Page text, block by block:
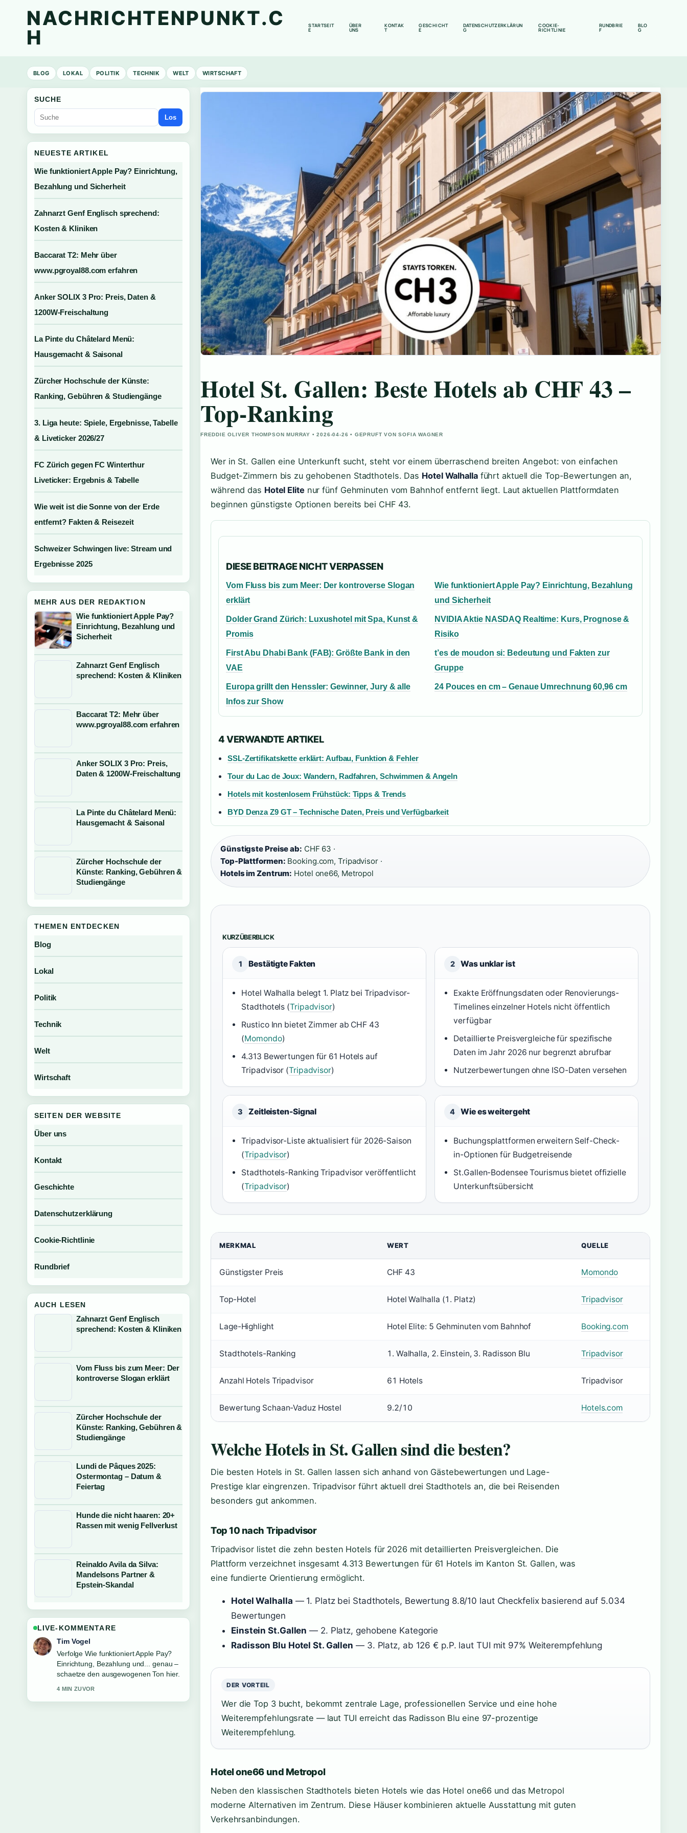
NACHRICHTENPUNKT.C
H
STARTSEIT
E
ÜBER
UNS
KONTAK
T
GESCHICHT
E
DATENSCHUTZERKLÄRUN
G
COOKIE-
RICHTLINIE
RUNDBRIE
F
BLO
G
BLOG LOKAL POLITIK TECHNIK WELT WIRTSCHAFT
Hotel St. Gallen: Beste Hotels ab CHF 43 –
Top-Ranking
FREDDIE OLIVER THOMPSON MURRAY • 2026-04-26 • GEPRUFT VON SOFIA WAGNER
Wer in St. Gallen eine Unterkunft sucht, steht vor einem überraschend breiten Angebot: von einfachen
Budget-Zimmern bis zu gehobenen Stadthotels. Das Hotel Walhallaführt aktuell die Top-Bewertungen an,
während das Hotel Elitenur fünf Gehminuten vom Bahnhof entfernt liegt. Laut aktuellen Plattformdaten
beginnen günstigste Optionen bereits bei CHF 43.
DIESE BEITRAGE NICHT VERPASSEN
Vom Fluss bis zum Meer: Der kontroverse Slogan
erklärt
Wie funktioniert Apple Pay? Einrichtung, Bezahlung
und Sicherheit
Dolder Grand Zürich: Luxushotel mit Spa, Kunst &
Promis
NVIDIA Aktie NASDAQ Realtime: Kurs, Prognose &
Risiko
First Abu Dhabi Bank (FAB): Größte Bank in den
VAE
t’es de moudon si: Bedeutung und Fakten zur
Gruppe
Europa grillt den Henssler: Gewinner, Jury & alle
Infos zur Show
24 Pouces en cm – Genaue Umrechnung 60,96 cm
4 VERWANDTE ARTIKEL
SSL-Zertifikatskette erklärt: Aufbau, Funktion & Fehler
Tour du Lac de Joux: Wandern, Radfahren, Schwimmen & Angeln
Hotels mit kostenlosem Frühstück: Tipps & Trends
BYD Denza Z9 GT – Technische Daten, Preis und Verfügbarkeit
Günstigste Preise ab: CHF 63 ·
Top-Plattformen: Booking.com, Tripadvisor ·
Hotels im Zentrum: Hotel one66, Metropol
KURZÜBERBLICK
1 Bestätigte Fakten
Hotel Walhalla belegt 1. Platz bei Tripadvisor-
Stadthotels (Tripadvisor)
Rustico Inn bietet Zimmer ab CHF 43
(Momondo)
4.313 Bewertungen für 61 Hotels auf
Tripadvisor (Tripadvisor)
2 Was unklar ist
Exakte Eröffnungsdaten oder Renovierungs-
Timelines einzelner Hotels nicht öffentlich
verfügbar
Detaillierte Preisvergleiche für spezifische
Daten im Jahr 2026 nur begrenzt abrufbar
Nutzerbewertungen ohne ISO-Daten versehen
3 Zeitleisten-Signal
Tripadvisor-Liste aktualisiert für 2026-Saison
(Tripadvisor)
Stadthotels-Ranking Tripadvisor veröffentlicht
(Tripadvisor)
4 Wie es weitergeht
Buchungsplattformen erweitern Self-Check-
in-Optionen für Budgetreisende
St.Gallen-Bodensee Tourismus bietet offizielle
Unterkunftsübersicht
MERKMAL WERT QUELLE
Günstigster Preis CHF 43 Momondo
Top-Hotel Hotel Walhalla (1. Platz) Tripadvisor
Lage-Highlight Hotel Elite: 5 Gehminuten vom Bahnhof Booking.com
Stadthotels-Ranking 1. Walhalla, 2. Einstein, 3. Radisson Blu Tripadvisor
Anzahl Hotels Tripadvisor 61 Hotels Tripadvisor
Bewertung Schaan-Vaduz Hostel 9.2/10 Hotels.com
Welche Hotels in St. Gallen sind die besten?
Die besten Hotels in St. Gallen lassen sich anhand von Gästebewertungen und Lage-
Prestige klar eingrenzen. Tripadvisor führt aktuell drei Stadthotels an, die bei Reisenden
besonders gut ankommen.
Top 10 nach Tripadvisor
Tripadvisor listet die zehn besten Hotels für 2026 mit detaillierten Preisvergleichen. Die
Plattform verzeichnet insgesamt 4.313 Bewertungen für 61 Hotels im Kanton St. Gallen, was
eine fundierte Orientierung ermöglicht.
Hotel Walhalla — 1. Platz bei Stadthotels, Bewertung 8.8/10 laut Checkfelix basierend auf 5.034
Bewertungen
Einstein St.Gallen — 2. Platz, gehobene Kategorie
Radisson Blu Hotel St. Gallen — 3. Platz, ab 126 € p.P. laut TUI mit 97% Weiterempfehlung
DER VORTEIL
Wer die Top 3 bucht, bekommt zentrale Lage, professionellen Service und eine hohe
Weiterempfehlungsrate — laut TUI erreicht das Radisson Blu eine 97-prozentige
Weiterempfehlung.
Hotel one66 und Metropol
Neben den klassischen Stadthotels bieten Hotels wie das Hotel one66 und das Metropol
moderne Alternativen im Zentrum. Diese Häuser kombinieren aktuelle Ausstattung mit guten
Verkehrsanbindungen.
SUCHE
Los
NEUESTE ARTIKEL
Wie funktioniert Apple Pay? Einrichtung,
Bezahlung und Sicherheit
Zahnarzt Genf Englisch sprechend:
Kosten & Kliniken
Baccarat T2: Mehr über
www.pgroyal88.com erfahren
Anker SOLIX 3 Pro: Preis, Daten &
1200W-Freischaltung
La Pinte du Châtelard Menü:
Hausgemacht & Saisonal
Zürcher Hochschule der Künste:
Ranking, Gebühren & Studiengänge
3. Liga heute: Spiele, Ergebnisse, Tabelle
& Liveticker 2026/27
FC Zürich gegen FC Winterthur
Liveticker: Ergebnis & Tabelle
Wie weit ist die Sonne von der Erde
entfernt? Fakten & Reisezeit
Schweizer Schwingen live: Stream und
Ergebnisse 2025
MEHR AUS DER REDAKTION
Wie funktioniert Apple Pay?
Einrichtung, Bezahlung und
Sicherheit
Zahnarzt Genf Englisch
sprechend: Kosten & Kliniken
Baccarat T2: Mehr über
www.pgroyal88.com erfahren
Anker SOLIX 3 Pro: Preis,
Daten & 1200W-Freischaltung
La Pinte du Châtelard Menü:
Hausgemacht & Saisonal
Zürcher Hochschule der
Künste: Ranking, Gebühren &
Studiengänge
THEMEN ENTDECKEN
Blog
Lokal
Politik
Technik
Welt
Wirtschaft
SEITEN DER WEBSITE
Über uns
Kontakt
Geschichte
Datenschutzerklärung
Cookie-Richtlinie
Rundbrief
AUCH LESEN
Zahnarzt Genf Englisch
sprechend: Kosten & Kliniken
Vom Fluss bis zum Meer: Der
kontroverse Slogan erklärt
Zürcher Hochschule der
Künste: Ranking, Gebühren &
Studiengänge
Lundi de Pâques 2025:
Ostermontag – Datum &
Feiertag
Hunde die nicht haaren: 20+
Rassen mit wenig Fellverlust
Reinaldo Avila da Silva:
Mandelsons Partner &
Epstein-Skandal
LIVE-KOMMENTARE
Tim Vogel
Verfolge Wie funktioniert Apple Pay?
Einrichtung, Bezahlung und... genau –
schaetze den ausgewogenen Ton hier.
4 MIN ZUVOR